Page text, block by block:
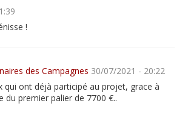
!
des Campagnes 30/07/2021 - 20:22
qui ont déjà participé au projet, grace à
du premier palier de 7700 €..